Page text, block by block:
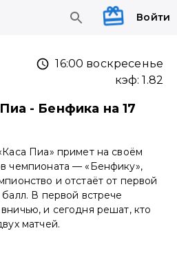
Войти
16:00 воскресенье
кэф:1.82
- Бенфика на 17
Пиа» примет на своём
чемпионата — «Бенфику»,
и отстаёт от первой
В первой встрече
и сегодня решат, кто
матчей.